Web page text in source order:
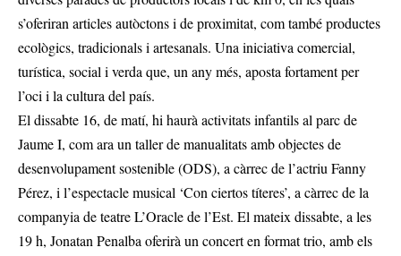
s’oferiran articles autòctons i de proximitat, com també productes
ecològics, tradicionals i artesanals. Una iniciativa comercial,
turística, social i verda que, un any més, aposta fortament per
l’oci i la cultura del país.
El dissabte 16, de matí, hi haurà activitats infantils al parc de
Jaume I, com ara un taller de manualitats amb objectes de
desenvolupament sostenible (ODS), a càrrec de l’actriu Fanny
Pérez, i l’espectacle musical ‘Con ciertos títeres’, a càrrec de la
companyia de teatre L’Oracle de l’Est. El mateix dissabte, a les
19 h, Jonatan Penalba oferirà un concert en format trio, amb els